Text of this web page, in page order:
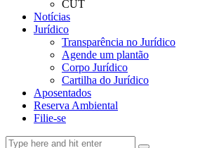
CUT
Notícias
Jurídico
Transparência no Jurídico
Agende um plantão
Corpo Jurídico
Cartilha do Jurídico
Aposentados
Reserva Ambiental
Filie-se